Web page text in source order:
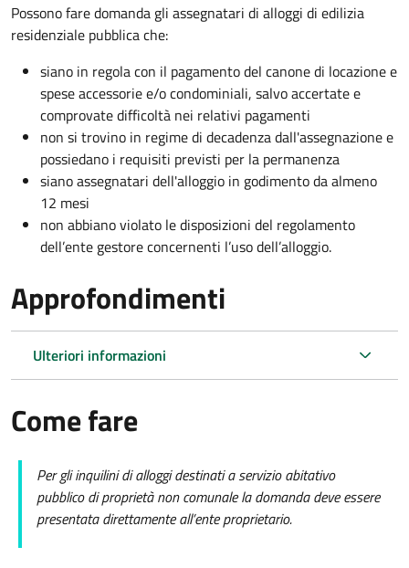
Possono fare domanda gli assegnatari di alloggi di edilizia
residenziale pubblica che:
siano in regola con il pagamento del canone di locazione e
spese accessorie e/o condominiali, salvo accertate e
comprovate difficoltà nei relativi pagamenti
non si trovino in regime di decadenza dall'assegnazione e
possiedano i requisiti previsti per la permanenza
siano assegnatari dell'alloggio in godimento da almeno
12 mesi
non abbiano violato le disposizioni del regolamento
dell’ente gestore concernenti l’uso dell’alloggio.
Approfondimenti
Ulteriori informazioni
Come fare
Per gli inquilini di alloggi destinati a servizio abitativo
pubblico di proprietà non comunale la domanda deve essere
presentata direttamente all’ente proprietario.